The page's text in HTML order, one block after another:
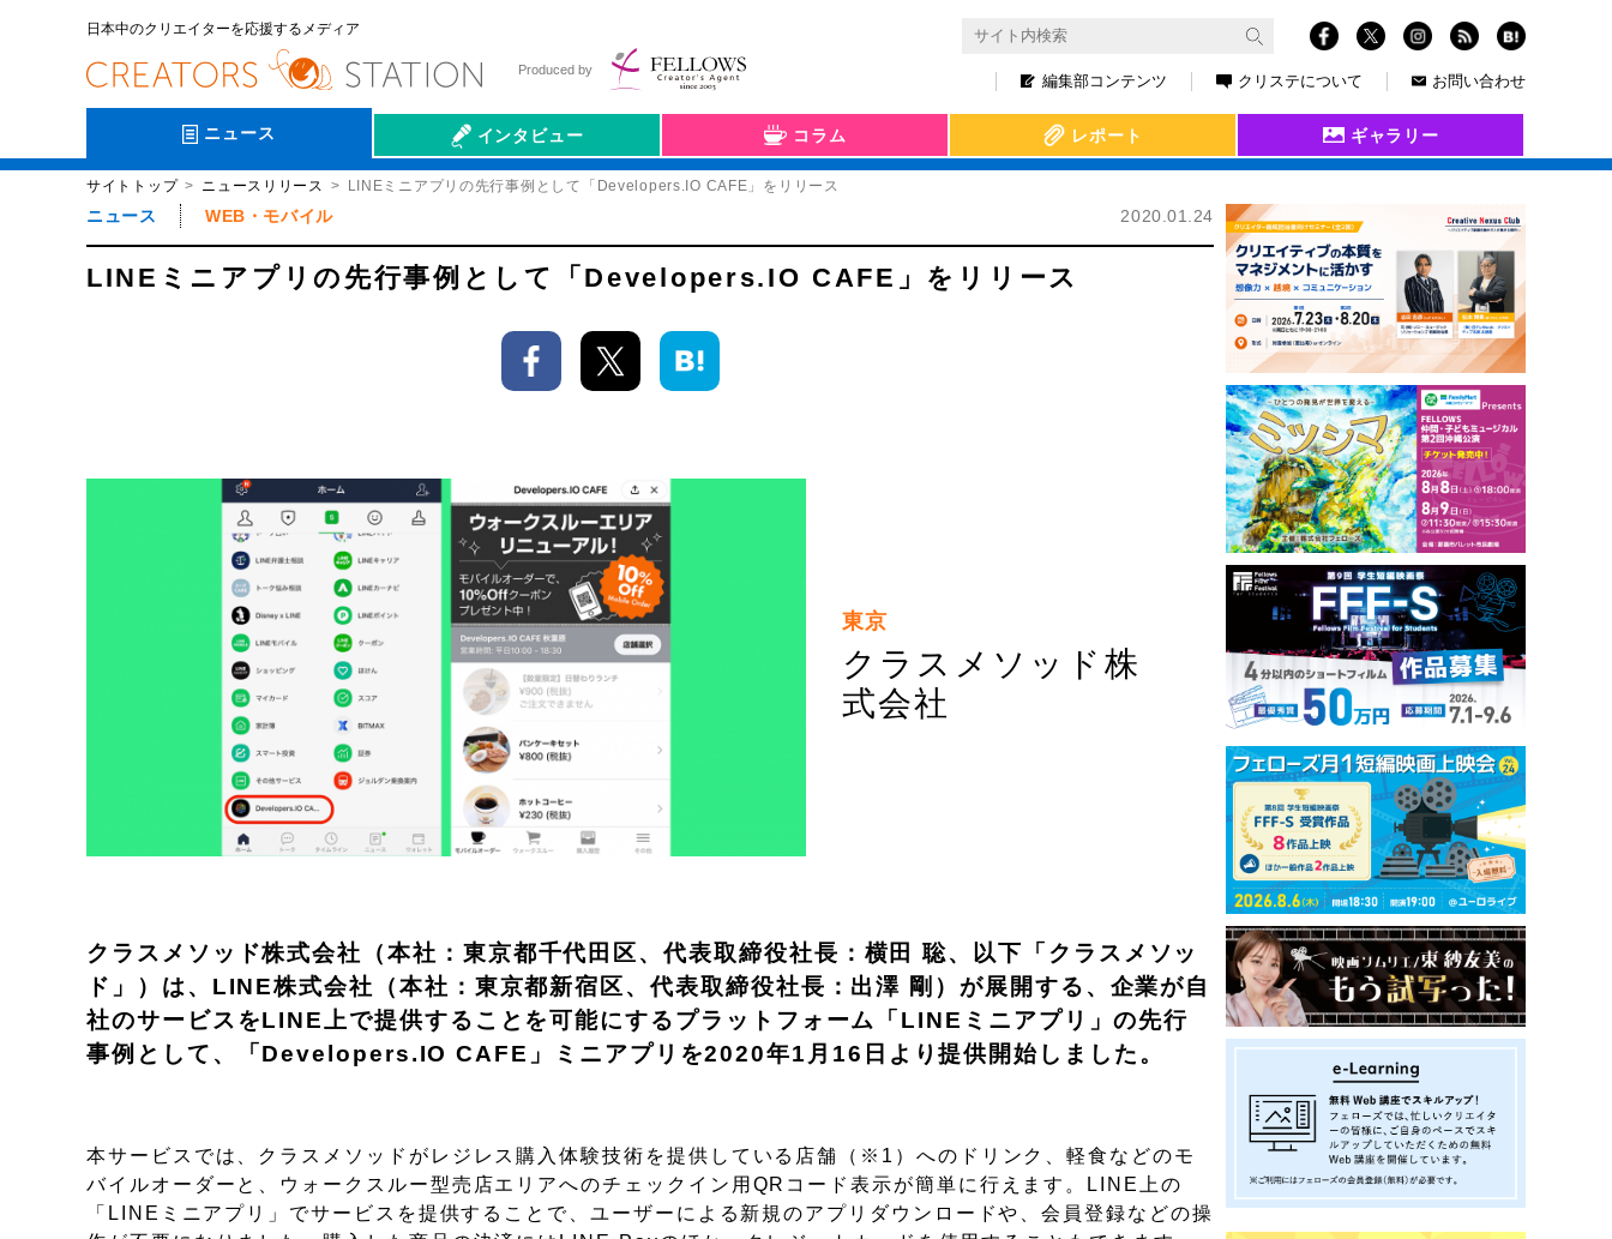
日本中のクリエイターを応援するメディア
編集部コンテンツ クリステについて お問い合わせ
Produced by
ニュース インタビュー
会社伝
コラム レポート ギャラリー
サイトトップ ニュースリリース LINEミニアプリの先行事例として「Developers.IO CAFE」をリリース
ニュース WEB・モバイル 2020.01.24
LINEミニアプリの先行事例として「Developers.IO CAFE」をリリース
東京
クラスメソッド株
式会社
クラスメソッド株式会社（本社：東京都千代田区、代表取締役社長：横田 聡、以下「クラスメソッ
ド」）は、LINE株式会社（本社：東京都新宿区、代表取締役社長：出澤 剛）が展開する、企業が自
社のサービスをLINE上で提供することを可能にするプラットフォーム「LINEミニアプリ」の先行
事例として、「Developers.IO CAFE」ミニアプリを2020年1月16日より提供開始しました。
本サービスでは、クラスメソッドがレジレス購入体験技術を提供している店舗（※1）へのドリンク、軽食などのモ
バイルオーダーと、ウォークスルー型売店エリアへのチェックイン用QRコード表示が簡単に行えます。LINE上の
「LINEミニアプリ」でサービスを提供することで、ユーザーによる新規のアプリダウンロードや、会員登録などの操